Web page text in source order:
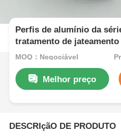
Perfis de alumínio da
tratamento de
serviços de corte
MOQ：Negociável
Melhor preço
DESCRIçãO DE PRODUTO